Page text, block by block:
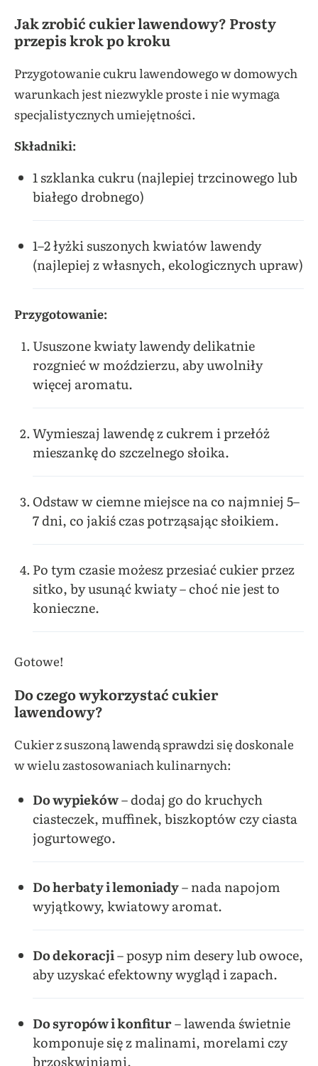
Jak zrobić cukier lawendowy? Prosty
przepis krok po kroku
Przygotowanie cukru lawendowego w domowych
warunkach jest niezwykle proste i nie wymaga
specjalistycznych umiejętności.
Składniki:
1 szklanka cukru (najlepiej trzcinowego lub
białego drobnego)
1–2 łyżki suszonych kwiatów lawendy
(najlepiej z własnych, ekologicznych upraw)
Przygotowanie:
Ususzone kwiaty lawendy delikatnie
rozgnieć w moździerzu, aby uwolniły
więcej aromatu.
Wymieszaj lawendę z cukrem i przełóż
mieszankę do szczelnego słoika.
Odstaw w ciemne miejsce na co najmniej 5–
7 dni, co jakiś czas potrząsając słoikiem.
Po tym czasie możesz przesiać cukier przez
sitko, by usunąć kwiaty – choć nie jest to
konieczne.
Gotowe!
Do czego wykorzystać cukier
lawendowy?
Cukier z suszoną lawendą sprawdzi się doskonale
w wielu zastosowaniach kulinarnych:
Do wypieków– dodaj go do kruchych
ciasteczek, muffinek, biszkoptów czy ciasta
jogurtowego.
Do herbaty i lemoniady– nada napojom
wyjątkowy, kwiatowy aromat.
Do dekoracji– posyp nim desery lub owoce,
aby uzyskać efektowny wygląd i zapach.
Do syropów i konfitur– lawenda świetnie
komponuje się z malinami, morelami czy
brzoskwiniami.